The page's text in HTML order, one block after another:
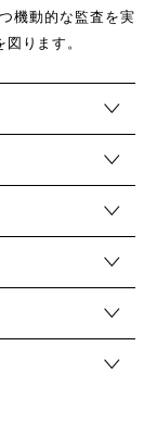
機動的な監査を実
ります。